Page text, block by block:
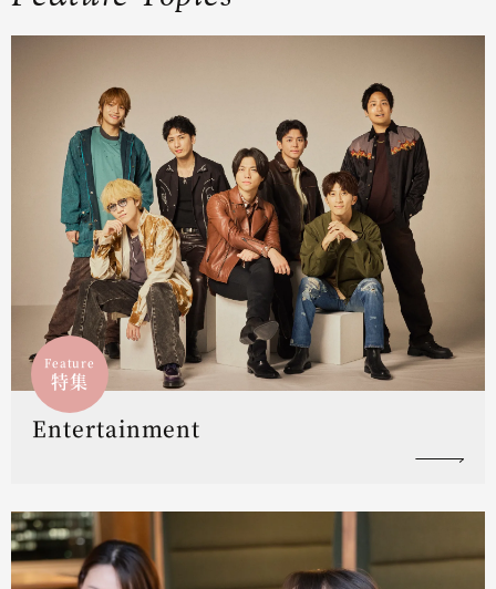
Feature
特集
Entertainment